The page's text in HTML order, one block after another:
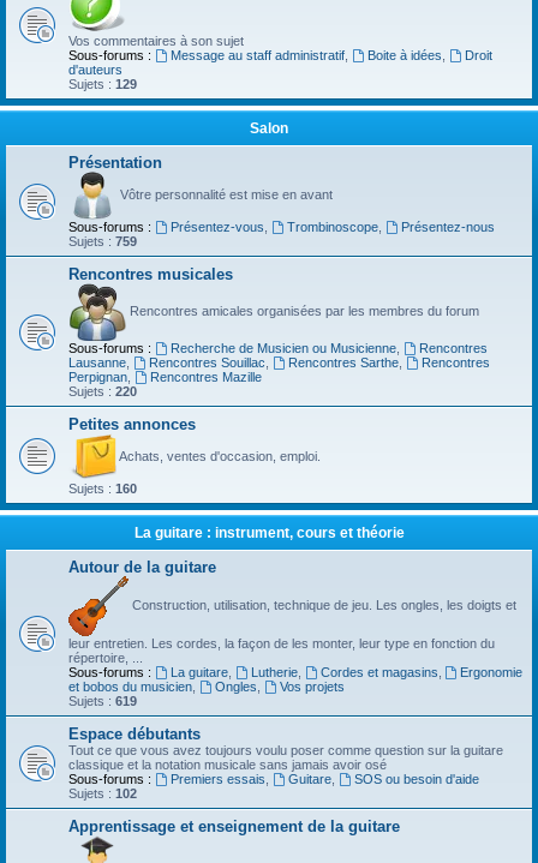
Vos commentaires à son sujet
Sous-forums :
Message au staff administratif, Boite à idées
Droit
d'auteurs
Sujets : 129
Salon
Présentation
Vôtre personnalité est mise en avant
Sous-forums : Présentez-vous Trombinoscope,
Présentez-nous
Sujets : 759
Rencontres musicales
Rencontres amicales organisées par les membres du forum
Sous-forums : Recherche de Musicien ou Musicienne,
Rencontres
Lausanne
Rencontres Souillac Rencontres Sarthe,
Rencontres
Perpignan
Rencontres Mazille
Sujets : 220
Petites annonces
Achats, ventes d'occasion, emploi.
Sujets : 160
La guitare : instrument, cours et théorie
Autour de la guitare
Construction, utilisation, technique de jeu. Les ongles, les doigts et
leur entretien. Les cordes, la façon de les monter, leur type en fonction du
répertoire, ...
Sous-forums :
La guitare, Lutherie, Cordes et magasins
Ergonomie
et bobos du musicien
Ongles
Vos projets
Sujets : 619
Espace débutants
Tout ce que vous avez toujours voulu poser comme question sur la guitare
classique et la notation musicale sans jamais avoir osé
Sous-forums :
Premiers essais Guitare,
SOS ou besoin d'aide
Sujets : 102
Apprentissage et enseignement de la guitare